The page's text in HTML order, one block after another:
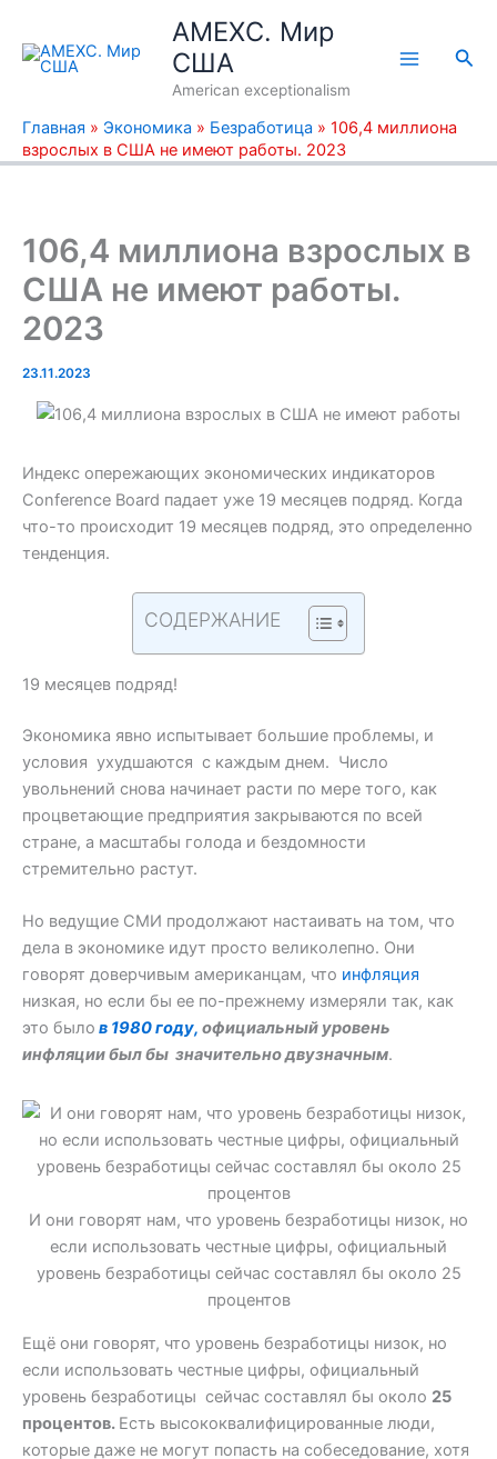
содержимому
AMEXC. Мир
США
American exceptionalism
Главная » Экономика » Безработица » 106,4 миллиона
взрослых в США не имеют работы. 2023
106,4 миллиона взрослых в
США не имеют работы.
2023
23.11.2023
Индекс опережающих экономических индикаторов
Conference Board падает уже 19 месяцев подряд. Когда
что-то происходит 19 месяцев подряд, это определенно
тенденция.
СОДЕРЖАНИЕ
19 месяцев подряд!
Экономика явно испытывает большие проблемы, и
условия ухудшаются с каждым днем. Число
увольнений снова начинает расти по мере того, как
процветающие предприятия закрываются по всей
стране, а масштабы голода и бездомности
стремительно растут.
Но ведущие СМИ продолжают настаивать на том, что
дела в экономике идут просто великолепно. Они
говорят доверчивым американцам, что инфляция
низкая, но если бы ее по-прежнему измеряли так, как
это было в 1980 году, официальный уровень
инфляции был бы значительно двузначным.
И они говорят нам, что уровень безработицы низок, но
если использовать честные цифры, официальный
уровень безработицы сейчас составлял бы около 25
процентов
Ещё они говорят, что уровень безработицы низок, но
если использовать честные цифры, официальный
уровень безработицы сейчас составлял бы около 25
процентов. Есть высококвалифицированные люди,
которые даже не могут попасть на собеседование, хотя